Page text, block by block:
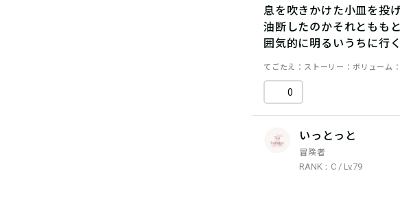
息を吹きかけた小皿を投
油断したのかそれともも
囲気的に明るいうちに行
てごたえ ストーリー ボリューム
0
いっとっと
冒険者
RANK：C / Lv.79